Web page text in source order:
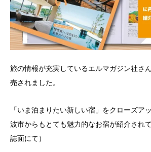
旅の情報が充実しているエルマガジン社さ
売されました。
「いま泊まりたい新しい宿」をクローズア
波市からもとても魅力的なお宿が紹介され
誌面にて）